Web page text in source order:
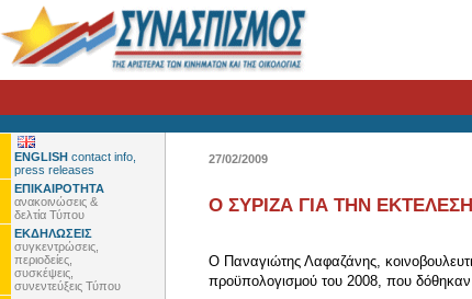
ENGLISH contact info,
press releases
ΕΠΙΚΑΙΡΟΤΗΤΑ
ανακοινώσεις &
δελτία Τύπου
ΕΚΔΗΛΩΣΕΙΣ
συγκεντρώσεις,
περιοδείες,
συσκέψεις,
συνεντεύξεις Τύπου
27/02/2009
Ο ΣΥΡΙΖΑ ΓΙΑ ΤΗΝ
Ο Παναγιώτης Λαφαζάνης,
προϋπολογισμού του 2008, που